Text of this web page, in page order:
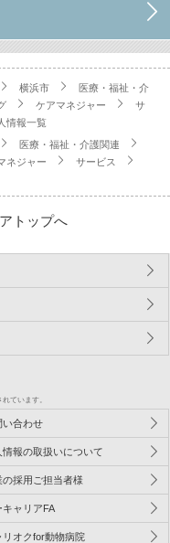
横浜市
医療・福祉・介
ケアマネジャー
サ
情報一覧
医療・福祉・介護関連
ネジャー
サービス
トップへ
ています。
い合わせ
情報の取扱いについて
の採用ご担当者様
キャリアFA
リオクfor動物病院